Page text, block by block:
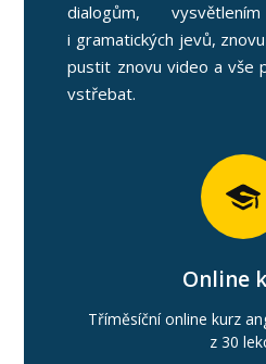
dialogům,
i gramatických jevů,
pustit znovu video a vše
vstřebat.
Online
Tříměsíční online kurz
z 30